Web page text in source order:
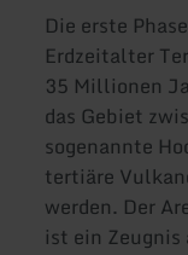
Die erste
Erdzeitalter
35 Millionen
das Gebiet
sogenannte
tertiäre
werden. Der
ist ein Zeugnis